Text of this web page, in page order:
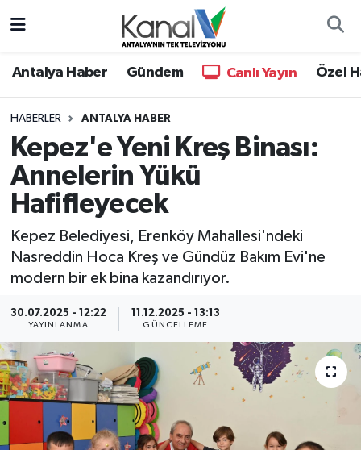
Antalya Haber Gündem Canlı Yayın Özel
HABERLER ANTALYA HABER
Kepez'e Yeni Kreş Binası:
Annelerin Yükü
Hafifleyecek
Kepez Belediyesi, Erenköy Mahallesi'ndeki
Nasreddin Hoca Kreş ve Gündüz Bakım Evi'ne
modern bir ek bina kazandırıyor.
30.07.2025 - 12:22
YAYINLANMA
11.12.2025 - 13:13
GÜNCELLEME
Antalya Haber
Dünya
Eğitim
Gündem
Günün Manşetleri
Haber Kuşakları
Haberler
KANALV Spor
Hava Durumu
Trafik Durumu
Süper Lig Puan Durumu ve Fikstür
Son Dakika Haberleri
Haber Arşivi